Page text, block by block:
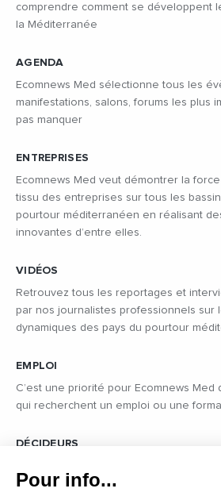
comprendre comment se développent
la Méditerranée
AGENDA
Ecomnews Med sélectionne tous les
manifestations, salons, forums les plus
pas manquer
ENTREPRISES
Ecomnews Med veut démontrer la
tissu des entreprises sur tous les
pourtour méditerranéen en réalisant
innovantes d’entre elles.
VIDÉOS
Retrouvez tous les reportages et
par nos journalistes professionnels sur
dynamiques des pays du pourtour
EMPLOI
C’est une priorité pour Ecomnews Med
qui recherchent un emploi ou une
DÉCIDEURS
politique des pays du pourtour de la
Pour info...